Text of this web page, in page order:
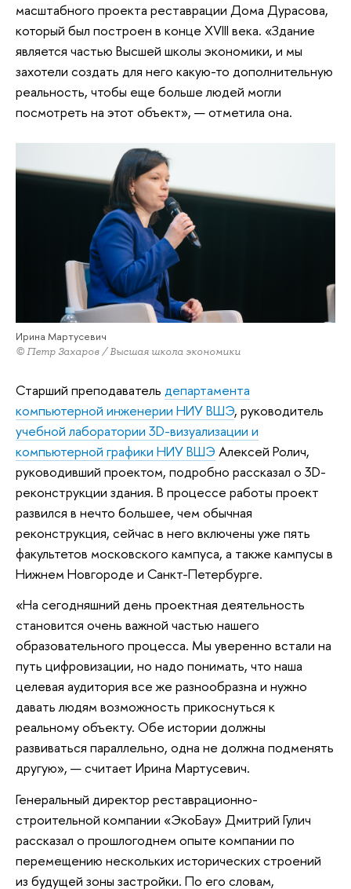
масштабного проекта реставрации Дома Дурасова,
который был построен в конце XVIII века. «Здание
является частью Высшей школы экономики, и мы
захотели создать для него какую-то дополнительную
реальность, чтобы еще больше людей могли
посмотреть на этот объект», — отметила она.
Ирина Мартусевич
© Петр Захаров / Высшая школа экономики
Старший преподаватель департамента
компьютерной инженерии НИУ ВШЭ, руководитель
учебной лаборатории 3D-визуализации и
компьютерной графики НИУ ВШЭ Алексей Ролич,
руководивший проектом, подробно рассказал о 3D-
реконструкции здания. В процессе работы проект
развился в нечто большее, чем обычная
реконструкция, сейчас в него включены уже пять
факультетов московского кампуса, а также кампусы в
Нижнем Новгороде и Санкт-Петербурге.
«На сегодняшний день проектная деятельность
становится очень важной частью нашего
образовательного процесса. Мы уверенно встали на
путь цифровизации, но надо понимать, что наша
целевая аудитория все же разнообразна и нужно
давать людям возможность прикоснуться к
реальному объекту. Обе истории должны
развиваться параллельно, одна не должна подменять
другую», — считает Ирина Мартусевич.
Генеральный директор реставрационно-
строительной компании «ЭкоБау» Дмитрий Гулич
рассказал о прошлогоднем опыте компании по
перемещению нескольких исторических строений
из будущей зоны застройки. По его словам,